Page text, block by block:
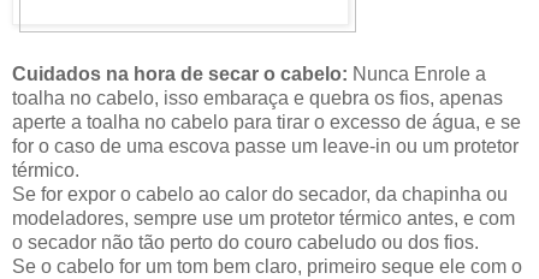
Cuidados na hora de secar o cabelo: Nunca Enrole a
toalha no cabelo, isso embaraça e quebra os fios, apenas
aperte a toalha no cabelo para tirar o excesso de água, e se
for o caso de uma escova passe um leave-in ou um protetor
térmico.
Se for expor o cabelo ao calor do secador, da chapinha ou
modeladores, sempre use um protetor térmico antes, e com
o secador não tão perto do couro cabeludo ou dos fios.
Se o cabelo for um tom bem claro, primeiro seque ele com o